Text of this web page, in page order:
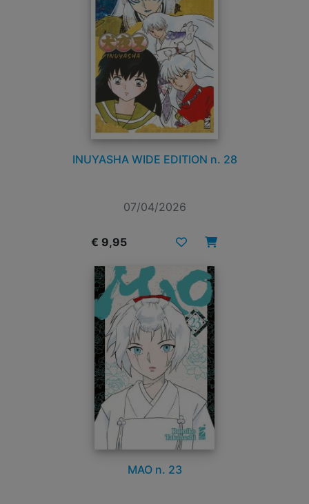
INUYASHA WIDE EDITION n. 28
07/04/2026
€ 9,95
MAO n. 23